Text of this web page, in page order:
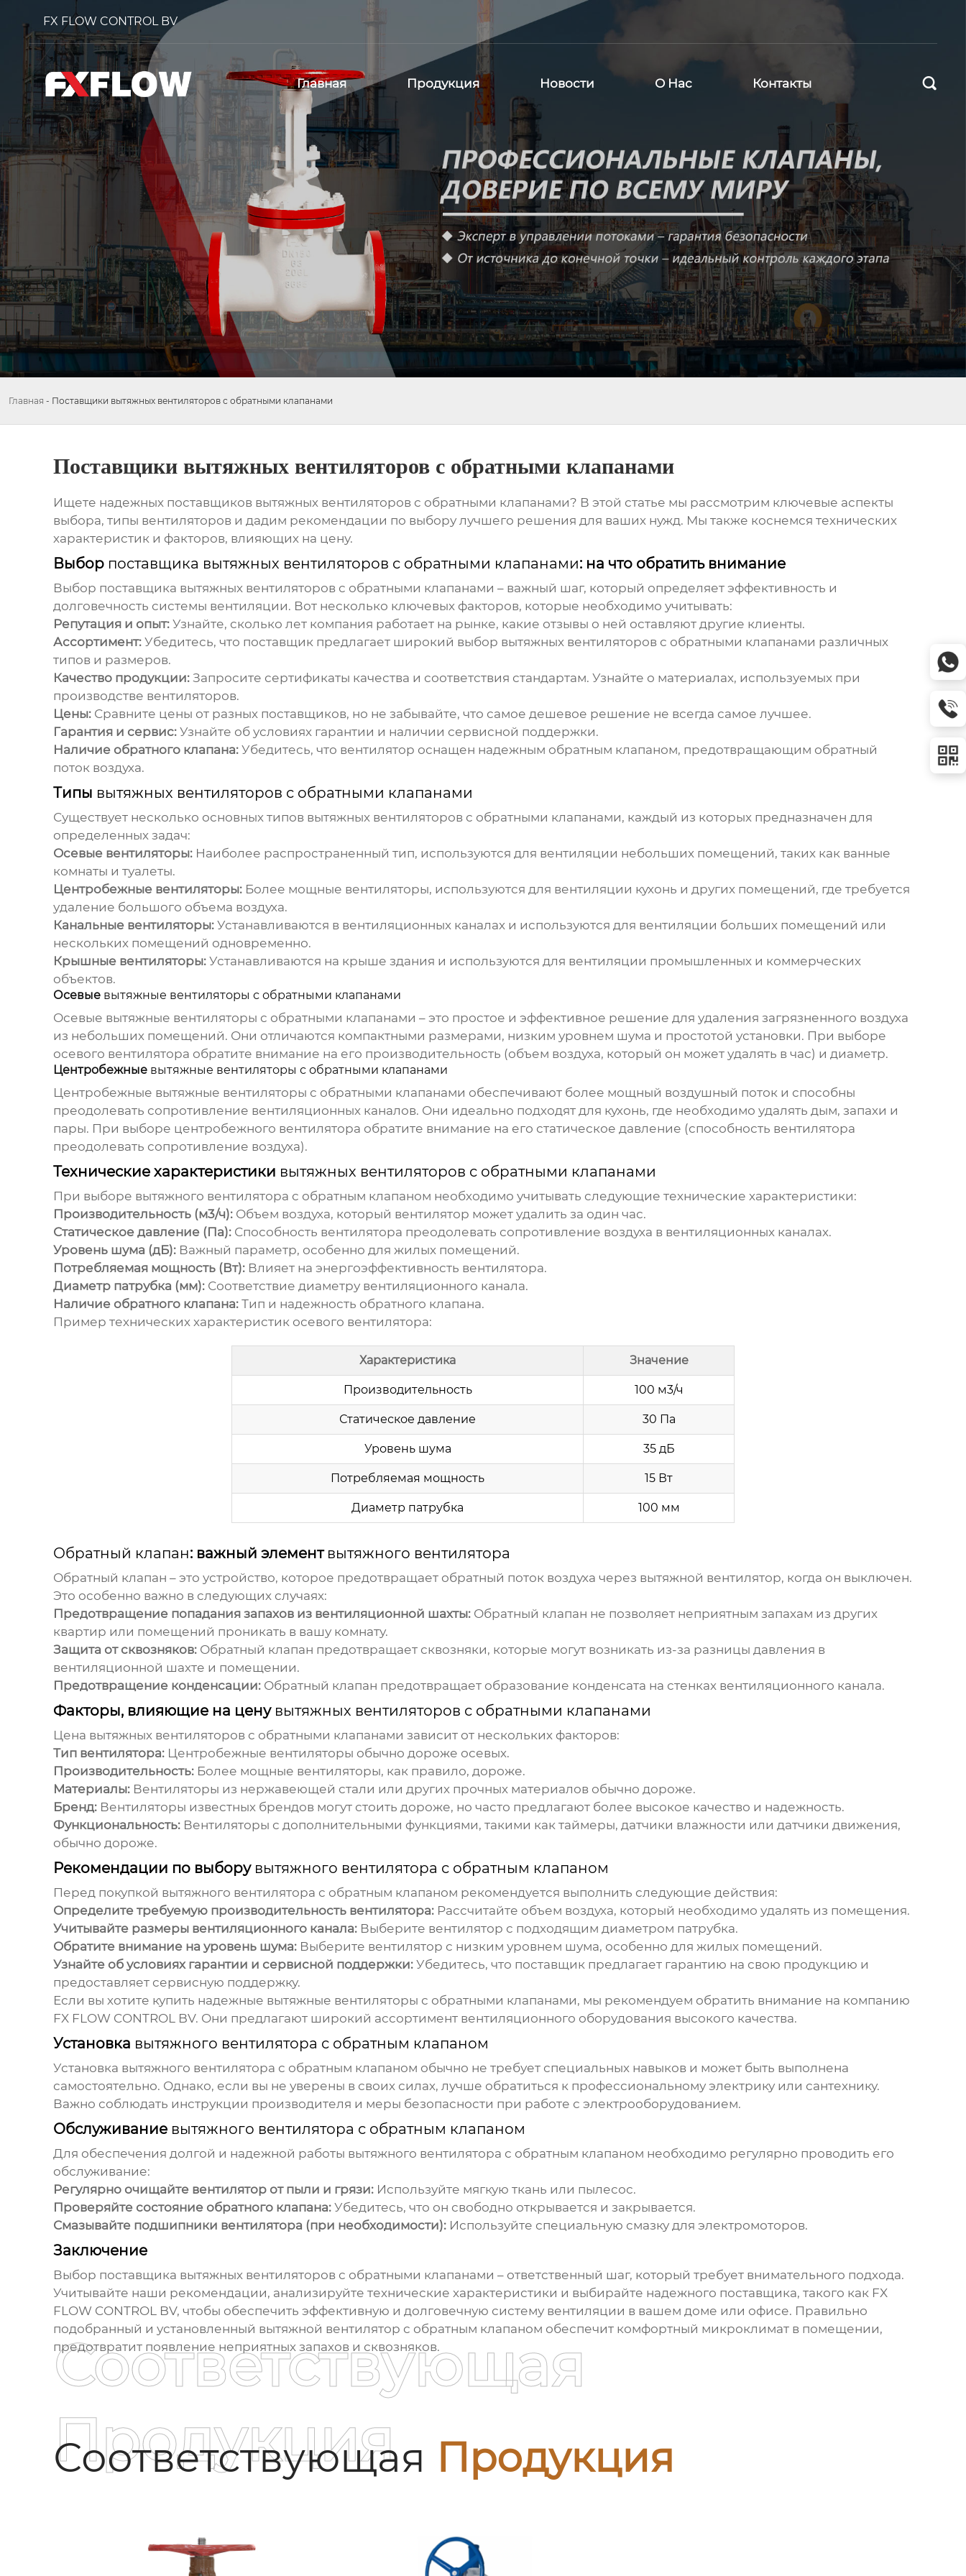
FX FLOW CONTROL BV
Главная Продукция Новости О Нас Контакты 
Главная - Поставщики вытяжных вентиляторов с обратными клапанами
Поставщики вытяжных вентиляторов с обратными клапанами
Ищете надежных поставщиков вытяжных вентиляторов с обратными клапанами? В этой статье мы рассмотрим ключевые аспекты
выбора, типы вентиляторов и дадим рекомендации по выбору лучшего решения для ваших нужд. Мы также коснемся технических
характеристик и факторов, влияющих на цену.
Выбор поставщика вытяжных вентиляторов с обратными клапанами: на что обратить внимание
Выбор поставщика вытяжных вентиляторов с обратными клапанами – важный шаг, который определяет эффективность и
долговечность системы вентиляции. Вот несколько ключевых факторов, которые необходимо учитывать:
Репутация и опыт:Узнайте, сколько лет компания работает на рынке, какие отзывы о ней оставляют другие клиенты.
Ассортимент:Убедитесь, что поставщикпредлагает широкий выбор вытяжных вентиляторов с обратными клапанами различных
типов и размеров.
Качество продукции:Запросите сертификаты качества и соответствия стандартам. Узнайте о материалах, используемых при
производстве вентиляторов.
Цены:Сравните цены от разных поставщиков, но не забывайте, что самое дешевое решение не всегда самое лучшее.
Гарантия и сервис:Узнайте об условиях гарантии и наличии сервисной поддержки.
Наличие обратного клапана:Убедитесь, что вентилятор оснащен надежным обратным клапаном, предотвращающим обратный
поток воздуха.
Типы вытяжных вентиляторов с обратными клапанами
Существует несколько основных типов вытяжных вентиляторов с обратными клапанами, каждый из которых предназначен для
определенных задач:
Осевые вентиляторы:Наиболее распространенный тип, используются для вентиляции небольших помещений, таких как ванные
комнаты и туалеты.
Центробежные вентиляторы:Более мощные вентиляторы, используются для вентиляции кухонь и других помещений, где требуется
удаление большого объема воздуха.
Канальные вентиляторы:Устанавливаются в вентиляционных каналах и используются для вентиляции больших помещений или
нескольких помещений одновременно.
Крышные вентиляторы:Устанавливаются на крыше здания и используются для вентиляции промышленных и коммерческих
объектов.
Осевые вытяжные вентиляторы с обратными клапанами
Осевые вытяжные вентиляторы с обратными клапанами – это простое и эффективное решение для удаления загрязненного воздуха
из небольших помещений. Они отличаются компактными размерами, низким уровнем шума и простотой установки. При выборе
осевого вентилятора обратите внимание на его производительность (объем воздуха, который он может удалять в час) и диаметр.
Центробежные вытяжные вентиляторы с обратными клапанами
Центробежные вытяжные вентиляторы с обратными клапанами обеспечивают более мощный воздушный поток и способны
преодолевать сопротивление вентиляционных каналов. Они идеально подходят для кухонь, где необходимо удалять дым, запахи и
пары. При выборе центробежного вентилятора обратите внимание на его статическое давление (способность вентилятора
преодолевать сопротивление воздуха).
Технические характеристики вытяжных вентиляторов с обратными клапанами
При выборе вытяжного вентилятора с обратным клапаном необходимо учитывать следующие технические характеристики:
Производительность (м3/ч):Объем воздуха, который вентилятор может удалить за один час.
Статическое давление (Па):Способность вентилятора преодолевать сопротивление воздуха в вентиляционных каналах.
Уровень шума (дБ):Важный параметр, особенно для жилых помещений.
Потребляемая мощность (Вт):Влияет на энергоэффективность вентилятора.
Диаметр патрубка (мм):Соответствие диаметру вентиляционного канала.
Наличие обратного клапана:Тип и надежность обратного клапана.
Пример технических характеристик осевого вентилятора:
Характеристика Значение
Производительность 100 м3/ч
Статическое давление 30 Па
Уровень шума 35 дБ
Потребляемая мощность 15 Вт
Диаметр патрубка 100 мм
Обратный клапан: важный элемент вытяжного вентилятора
Обратный клапан – это устройство, которое предотвращает обратный поток воздуха через вытяжной вентилятор, когда он выключен.
Это особенно важно в следующих случаях:
Предотвращение попадания запахов из вентиляционной шахты: Обратный клапан не позволяет неприятным запахам из других
квартир или помещений проникать в вашу комнату.
Защита от сквозняков: Обратный клапан предотвращает сквозняки, которые могут возникать из-за разницы давления в
вентиляционной шахте и помещении.
Предотвращение конденсации: Обратный клапан предотвращает образование конденсата на стенках вентиляционного канала.
Факторы, влияющие на цену вытяжных вентиляторов с обратными клапанами
Цена вытяжных вентиляторов с обратными клапанами зависит от нескольких факторов:
Тип вентилятора:Центробежные вентиляторы обычно дороже осевых.
Производительность:Более мощные вентиляторы, как правило, дороже.
Материалы:Вентиляторы из нержавеющей стали или других прочных материалов обычно дороже.
Бренд:Вентиляторы известных брендов могут стоить дороже, но часто предлагают более высокое качество и надежность.
Функциональность:Вентиляторы с дополнительными функциями, такими как таймеры, датчики влажности или датчики движения,
обычно дороже.
Рекомендации по выбору вытяжного вентилятора с обратным клапаном
Перед покупкой вытяжного вентилятора с обратным клапаном рекомендуется выполнить следующие действия:
Определите требуемую производительность вентилятора:Рассчитайте объем воздуха, который необходимо удалять из помещения.
Учитывайте размеры вентиляционного канала:Выберите вентилятор с подходящим диаметром патрубка.
Обратите внимание на уровень шума:Выберите вентилятор с низким уровнем шума, особенно для жилых помещений.
Узнайте об условиях гарантии и сервисной поддержки:Убедитесь, что поставщикпредлагает гарантию на свою продукцию и
предоставляет сервисную поддержку.
Если вы хотите купить надежные вытяжные вентиляторы с обратными клапанами, мы рекомендуем обратить внимание на компанию
FX FLOW CONTROL BV. Они предлагают широкий ассортимент вентиляционного оборудования высокого качества.
Установка вытяжного вентилятора с обратным клапаном
Установка вытяжного вентилятора с обратным клапаном обычно не требует специальных навыков и может быть выполнена
самостоятельно. Однако, если вы не уверены в своих силах, лучше обратиться к профессиональному электрику или сантехнику.
Важно соблюдать инструкции производителя и меры безопасности при работе с электрооборудованием.
Обслуживание вытяжного вентилятора с обратным клапаном
Для обеспечения долгой и надежной работы вытяжного вентилятора с обратным клапаном необходимо регулярно проводить его
обслуживание:
Регулярно очищайте вентилятор от пыли и грязи:Используйте мягкую ткань или пылесос.
Проверяйте состояние обратного клапана:Убедитесь, что он свободно открывается и закрывается.
Смазывайте подшипники вентилятора (при необходимости):Используйте специальную смазку для электромоторов.
Заключение
Выбор поставщика вытяжных вентиляторов с обратными клапанами – ответственный шаг, который требует внимательного подхода.
Учитывайте наши рекомендации, анализируйте технические характеристики и выбирайте надежного поставщика, такого как FX
FLOW CONTROL BV, чтобы обеспечить эффективную и долговечную систему вентиляции в вашем доме или офисе. Правильно
подобранный и установленный вытяжной вентилятор с обратным клапаном обеспечит комфортный микроклимат в помещении,
предотвратит появление неприятных запахов и сквозняков.
Соответствующая Продукция
Соответствующая
Продукция